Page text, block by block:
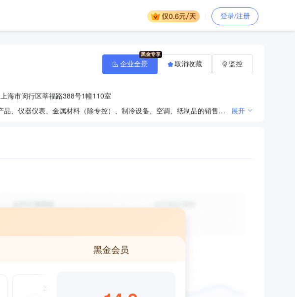
登录/注册
上海市闵行区莘福路388号1幢110室
从事机电科技、机电领域内的技术开发、技术服务、技术咨询、技术转让，电子产品、仪器仪表、金属材料（除专控）、制冷设备、空调、纸制品的销售，机电设备（除特种设备）安装、维修，水电安装，机电安装工程、环保工程（工程类项目凭许可资质经营）。 【依法须经批准的项目，经相关部门批准后方可开展经营活动】 展开
企业全景 取消收藏 监控
黑金会员
3个月